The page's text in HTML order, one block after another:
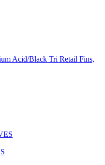
Acid/Black Tri Retail Fins,